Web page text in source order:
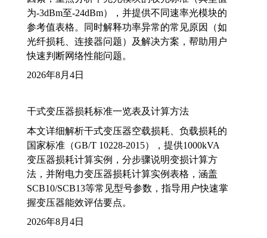
为-3dBm至-24dBm），并提供不同速率光模块的
参考值表格。同时解释功率异常的常见原因（如
光纤损耗、连接器问题）及解决方案，帮助用户
快速判断网络性能问题。
2026年8月4日
干式变压器损耗标准一览表及计算方法
本文详细解析干式变压器空载损耗、负载损耗的
国家标准（GB/T 10228-2015），提供1000kVA
变压器损耗计算实例，分步骤说明变损计算方
法，并附电力变压器损耗计算实例表格，涵盖
SCB10/SCB13等常见型号参数，指导用户快速掌
握变压器能效评估要点。
2026年8月4日